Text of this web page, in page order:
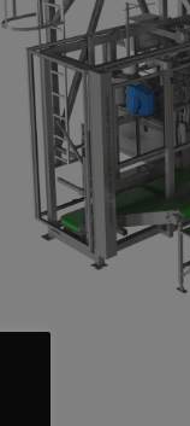
kg,